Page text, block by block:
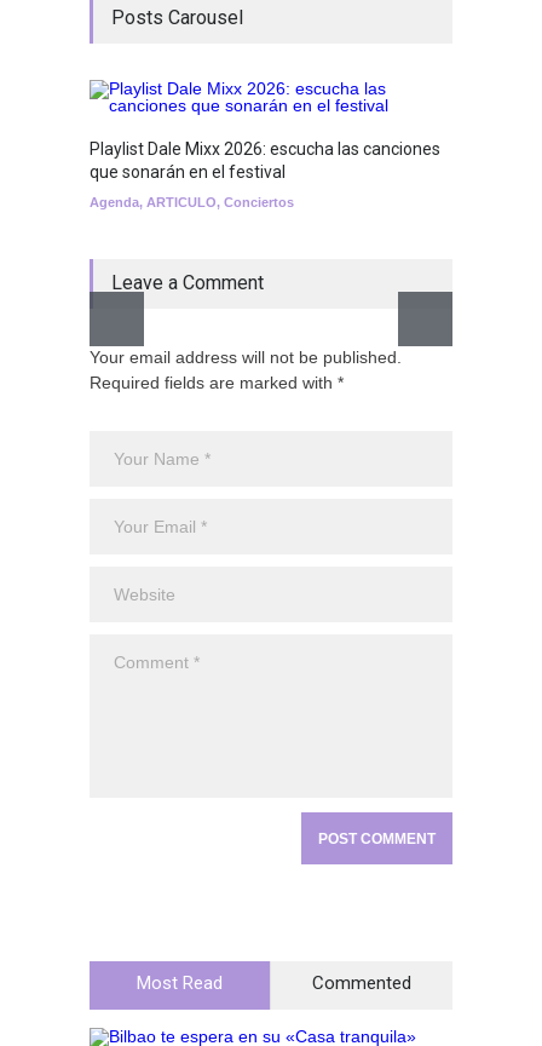
Posts Carousel
Playlist Dale Mixx 2026: escucha las canciones
que sonarán en el festival
Agenda, ARTICULO, Conciertos
Leave a Comment
Your email address will not be published.
Required fields are marked with *
Most Read Commented